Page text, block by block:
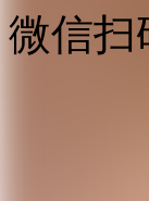
微信扫